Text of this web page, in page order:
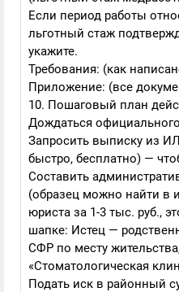
Если период работы
льготный стаж
укажите.
Требования: (как
Приложение: (все
10. Пошаговый план
Дождаться
Запросить выписку из
быстро, бесплатно) —
Составить
(образец можно найти в
юриста за 1-3 тыс. руб.,
шапке: Истец —
СФР по месту
«Стоматологическая
Подать иск в районный